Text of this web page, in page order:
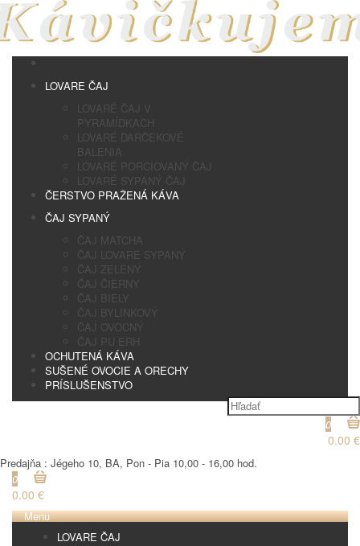
LOVARE ČAJ
LOVARÉ ČAJ V
PYRAMÍDKACH
LOVARÉ DARČEKOVÉ
BALENIA
LOVARÉ PORCIOVANÝ ČAJ
LOVARÉ SYPANÝ ČAJ
ČERSTVO PRAŽENÁ KÁVA
ČAJ SYPANÝ
ČAJ MATCHA
ČAJ LOVARE SYPANÝ
ČAJ ZELENÝ
ČAJ ČIERNY
ČAJ BIELY
ČAJ BYLINKOVÝ
ČAJ OVOCNÝ
ČAJ PU ERH
OCHUTENÁ KÁVA
SUŠENÉ OVOCIE A ORECHY
PRÍSLUŠENSTVO
0
0.00 €
Predajňa : Jégeho 10, BA, Pon - Pia 10,00 - 16,00 hod.
0
0.00 €
Menu
LOVARE ČAJ